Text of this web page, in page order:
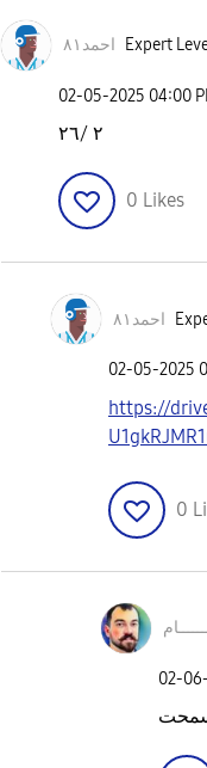
احمد٨١ Expert
‎02-05-2025 04:00
٢ /٢٦
0 Likes
احمد٨١
‎02-05-2025
https://
0
‎02-
سمحت